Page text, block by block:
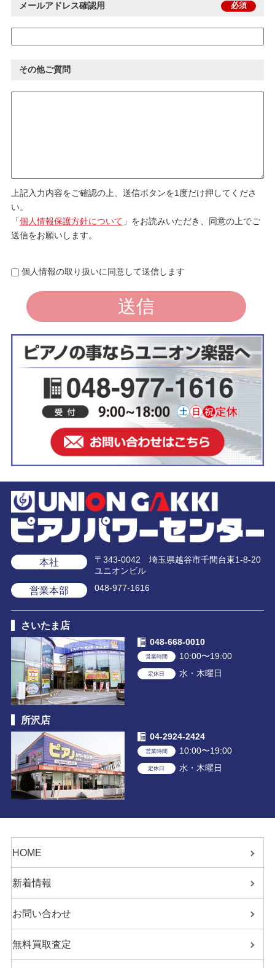
メールアドレス確認用 必須
その他ご質問
上記入力内容をご確認の上、送信ボタンを1度だけ押してくださ
い。
「個人情報保護方針について 」をお読みいただき、同意の上でご
送信をお願いします。
個人情報の取り扱いに同意して送信します
本社
〒343-0042 埼玉県越谷市千間台東1-8-20
ユニオンビル
営業本部 048-977-1616
さいたま店
048-668-0010
営業時間 10:00〜19:00
定休日 水・木曜日
所沢店
04-2924-2424
営業時間 10:00〜19:00
定休日 水・木曜日
HOME
新着情報
お問い合わせ
無料買取査定